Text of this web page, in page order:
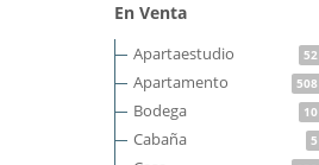
En Venta
Apartaestudio 52
Apartamento 508
Bodega 10
Cabaña 5